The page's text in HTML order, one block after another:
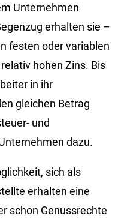
Unternehmen
erhalten sie –
festen oder variablen
hohen Zins. Bis
in ihr
gleichen Betrag
und
dazu.
sich als
erhalten eine
schon Genussrechte